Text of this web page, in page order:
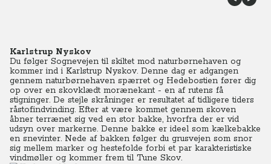
Karlstrup Nyskov
Du følger Sognevejen til skiltet mod naturbørnehaven og
kommer ind i Karlstrup Nyskov. Denne dag er adgangen
gennem naturbørnehaven spærret og Hedebostien fører dig
op over en skovklædt morænekant - en af rutens få
stigninger. De stejle skråninger er resultatet af tidligere tiders
råstofindvinding. Efter at være kommet gennem skoven
åbner terrænet sig ved en stor bakke, hvorfra der er vid
udsyn over markerne. Denne bakke er ideel som kælkebakke
en snevinter. Nede af bakken følger du grusvejen som snor
sig mellem marker og hestefolde forbi et par karakteristiske
vindmøller og kommer frem til Tune Skov.